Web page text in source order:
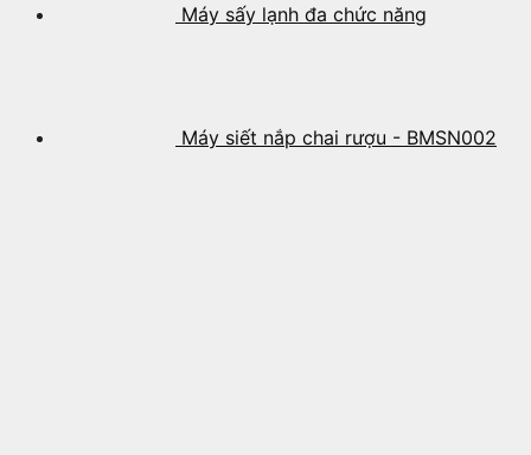
Máy sấy lạnh đa chức năng
Máy siết nắp chai rượu - BMSN002